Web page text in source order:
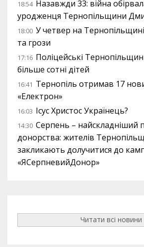
18:54 Назавжди 33: війна
уродженця Тернопільщини
18:00 У четвер на
та грози
17:16 Поліцейські
більше сотні дітей
16:41 Тернопіль отримав 17
«Електрон»
16:03 Ісус Христос Українець?
14:30 Серпень – найскладніший
донорства: жителів
закликають долучитися до
«ЯСерпневийДонор»
Читати всі новини